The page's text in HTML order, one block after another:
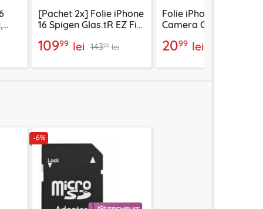
[Pachet 2x] Folie iPhone
16 Spigen Glas.tR EZ Fit,
10999 lei 14399 lei
Folie iPhone 16 ANANK
Camera Guard,
2099 lei
-6%